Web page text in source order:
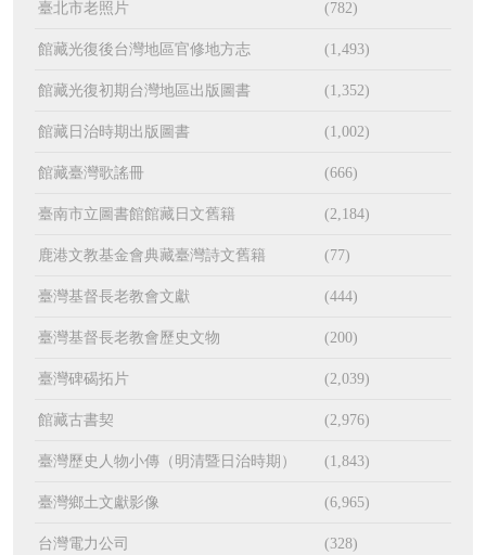
臺北市老照片 (782)
館藏光復後台灣地區官修地方志 (1,493)
館藏光復初期台灣地區出版圖書 (1,352)
館藏日治時期出版圖書 (1,002)
館藏臺灣歌謠冊 (666)
臺南市立圖書館館藏日文舊籍 (2,184)
鹿港文教基金會典藏臺灣詩文舊籍 (77)
臺灣基督長老教會文獻 (444)
臺灣基督長老教會歷史文物 (200)
臺灣碑碣拓片 (2,039)
館藏古書契 (2,976)
臺灣歷史人物小傳（明清暨日治時期） (1,843)
臺灣鄉土文獻影像 (6,965)
台灣電力公司 (328)